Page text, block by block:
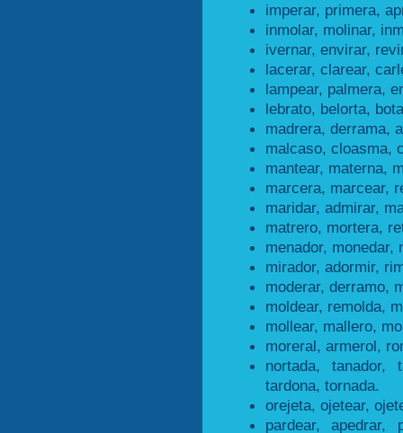
imperar, primera,
inmolar, molinar,
ivernar, envirar,
lacerar, clarear,
lampear, palmera,
lebrato, belorta,
madrera, derrama,
malcaso, cloasma,
mantear, materna,
marcera, marcear,
maridar, admirar,
matrero, mortera,
menador, monedar,
mirador, adormir,
moderar, derramo,
moldear, remolda,
mollear, mallero,
moreral, armerol,
nortada, tanador,
tardona, tornada.
orejeta, ojetear,
pardear, apedrar,